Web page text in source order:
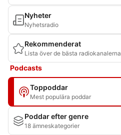
Nyheter
Nyhetsradio
Rekommenderat
Lista över de bästa radiokanalerna
Podcasts
Toppoddar
Mest populära poddar
Poddar efter genre
18 ämneskategorier